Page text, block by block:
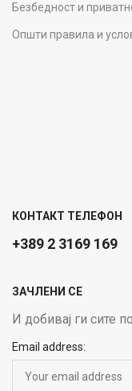
Безбедност и
Општи правила и
КОНТАКТ ТЕЛЕФОН
+389 2 3169 169
ЗАЧЛЕНИ СЕ
И добивај ги сите
Email address: